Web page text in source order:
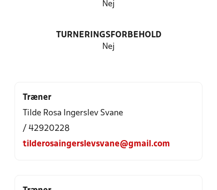
Nej
TURNERINGSFORBEHOLD
Nej
Træner
Tilde Rosa Ingerslev Svane
/ 42920228
tilderosaingerslevsvane@gmail.com